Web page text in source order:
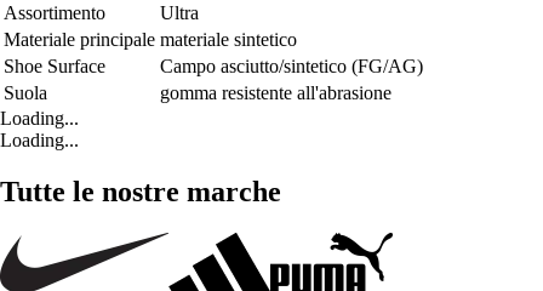
Assortimento
Ultra
Materiale principale materiale sintetico
Shoe Surface
Campo asciutto/sintetico (FG/AG)
Suola
gomma resistente all'abrasione
Loading...
Loading...
Tutte le nostre marche